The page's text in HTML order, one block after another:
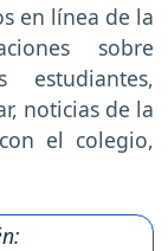
en línea de la
sobre
noticias de la
el colegio,